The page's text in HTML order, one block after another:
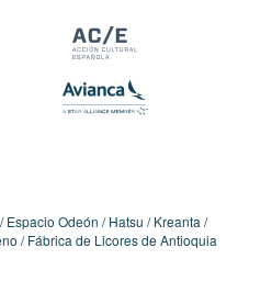
Espacio Odeón Hatsu
Kreanta
Fábrica de Licores de Antioquia